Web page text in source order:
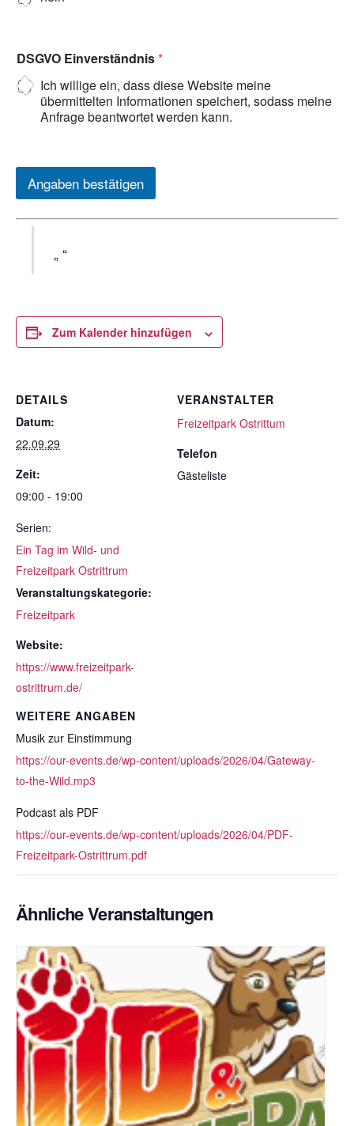
DSGVO Einverständnis*
Ich willige ein, dass diese Website meine
übermittelten Informationen speichert, sodass meine
Anfrage beantwortet werden kann.
Angaben bestätigen
Zum Kalender hinzufügen
DETAILS
Datum:
22.09.29
Zeit:
09:00 - 19:00
Serien:
Ein Tag im Wild- und
Freizeitpark Ostrittrum
Veranstaltungskategorie:
Freizeitpark
Website:
https://www.freizeitpark-
ostrittrum.de/
VERANSTALTER
Freizeitpark Ostrittum
Telefon
Gästeliste
WEITERE ANGABEN
Musik zur Einstimmung
https://our-events.de/wp-content/uploads/2026/04/Gateway-
to-the-Wild.mp3
Podcast als PDF
https://our-events.de/wp-content/uploads/2026/04/PDF-
Freizeitpark-Ostrittrum.pdf
Ähnliche Veranstaltungen